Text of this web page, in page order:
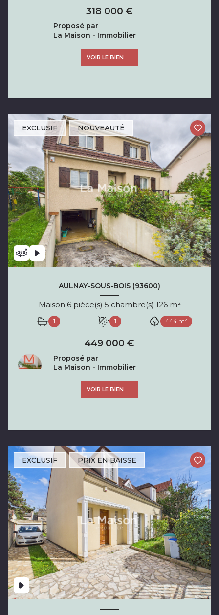
318 000 €
Proposé par
La Maison - Immobilier
VOIR LE BIEN
EXCLUSIF NOUVEAUTÉ
AULNAY-SOUS-BOIS (93600)
Maison 6 pièce(s) 5 chambre(s) 126 m²
1 1 444 m²
449 000 €
Proposé par
La Maison - Immobilier
VOIR LE BIEN
EXCLUSIF PRIX EN BAISSE